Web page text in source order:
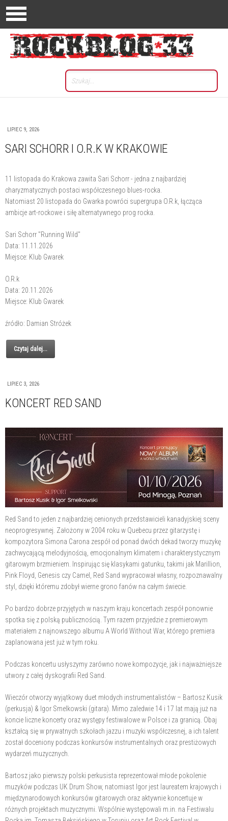
LIPIEC 9, 2026
SARI SCHORR I O.R.K W KRAKOWIE
11 listopada do Krakowa zawita Sari Schorr - jedna z najbardziej
charyzmatycznych postaci współczesnego blues-rocka.
Natomiast 20 listopada do Gwarka powróci supergrupa O.R.k, łącząca
ambicje art-rockowe i siłę alternatywnego prog rocka.
Sari Schorr "Running Wild"
Data: 11.11.2026
Miejsce: Klub Gwarek
O.R.k
Data: 20.11.2026
Miejsce: Klub Gwarek
źródło: Damian Stróżek
Czytaj dalej...
LIPIEC 3, 2026
KONCERT RED SAND
Red Sand to jeden z najbardziej cenionych przedstawicieli kanadyjskiej sceny
neoprogresywnej. Założony w 2004 roku w Quebecu przez gitarzystę i
kompozytora Simona Carona zespół od ponad dwóch dekad tworzy muzykę
zachwycającą melodyjnością, emocjonalnym klimatem i charakterystycznym
gitarowym brzmieniem. Inspirując się klasykami gatunku, takimi jak Marillion,
Pink Floyd, Genesis czy Camel, Red Sand wypracował własny, rozpoznawalny
styl, dzięki któremu zdobył wierne grono fanów na całym świecie.
Po bardzo dobrze przyjętych w naszym kraju koncertach zespół ponownie
spotka się z polską publicznością. Tym razem przyjedzie z premierowym
materiałem z najnowszego albumu A World Without War, którego premiera
zaplanowana jest już w tym roku.
Podczas koncertu usłyszymy zarówno nowe kompozycje, jak i najważniejsze
utwory z całej dyskografii Red Sand.
Wieczór otworzy wyjątkowy duet młodych instrumentalistów – Bartosz Kusik
(perkusja) & Igor Smelkowski (gitara). Mimo zaledwie 14 i 17 lat mają już na
koncie liczne koncerty oraz występy festiwalowe w Polsce i za granicą. Obaj
kształcą się w prywatnych szkołach jazzu i muzyki współczesnej, a ich talent
został doceniony podczas konkursów instrumentalnych oraz prestiżowych
wydarzeń muzycznych.
Bartosz jako pierwszy polski perkusista reprezentował młode pokolenie
muzyków podczas UK Drum Show, natomiast Igor jest laureatem krajowych i
międzynarodowych konkursów gitarowych oraz aktywnie koncertuje w
różnych projektach muzycznymi. Wspólnie występowali m.in. na Festiwalu